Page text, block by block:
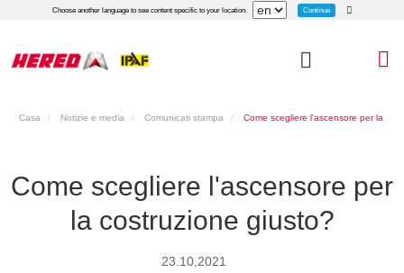
Choose another language to see content specific to your location. Continue
Casa Notizie e media Comunicati stampa
Come scegliere l'ascensore per
la costruzione giusto?
23.10,2021